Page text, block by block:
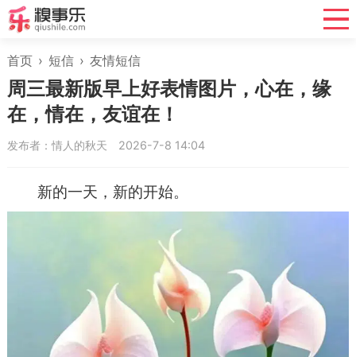
首页 › 短信 › 友情短信
周三最新版早上好表情图片，心在，缘
在，情在，友谊在！
发布者：情人的秋天 2026-7-8 14:04
新的一天，新的开始。